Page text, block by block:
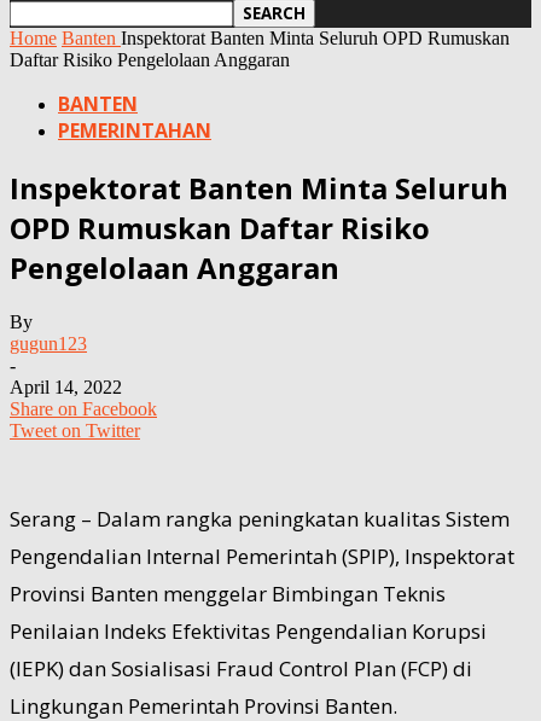
Home Banten Inspektorat Banten Minta Seluruh OPD Rumuskan
Daftar Risiko Pengelolaan Anggaran
BANTEN
PEMERINTAHAN
Inspektorat Banten Minta Seluruh
OPD Rumuskan Daftar Risiko
Pengelolaan Anggaran
By
gugun123
-
April 14, 2022
Share on Facebook
Tweet on Twitter
Serang – Dalam rangka peningkatan kualitas Sistem
Pengendalian Internal Pemerintah (SPIP), Inspektorat
Provinsi Banten menggelar Bimbingan Teknis
Penilaian Indeks Efektivitas Pengendalian Korupsi
(IEPK) dan Sosialisasi Fraud Control Plan (FCP) di
Lingkungan Pemerintah Provinsi Banten.